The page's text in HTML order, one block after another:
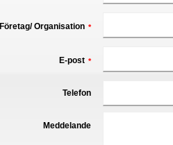
Företag/ Organisation *
E-post *
Telefon
Meddelande